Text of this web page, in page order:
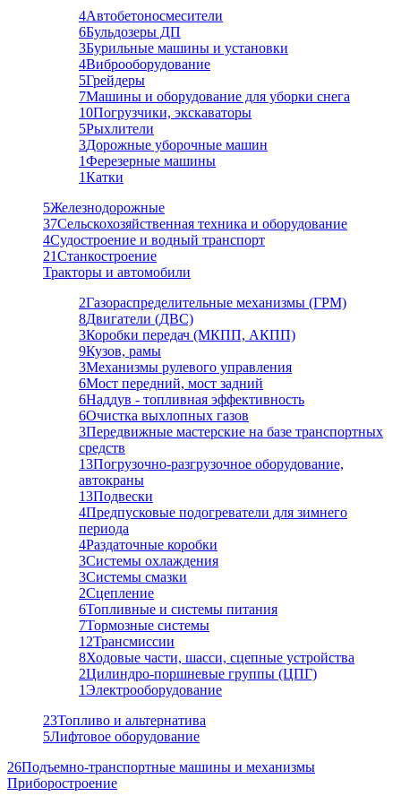
4Автобетоносмесители
6Бульдозеры ДП
3Бурильные машины и установки
4Виброоборудование
5Грейдеры
7Машины и оборудование для уборки снега
10Погрузчики, экскаваторы
5Рыхлители
3Дорожные уборочные машин
1Ферезерные машины
1Катки
5Железнодорожные
37Сельскохозяйственная техника и оборудование
4Судостроение и водный транспорт
21Станкостроение
Тракторы и автомобили
2Газораспределительные механизмы (ГРМ)
8Двигатели (ДВС)
3Коробки передач (МКПП, АКПП)
9Кузов, рамы
3Механизмы рулевого управления
6Мост передний, мост задний
6Наддув - топливная эффективность
6Очистка выхлопных газов
3Передвижные мастерские на базе транспортных
средств
13Погрузочно-разгрузочное оборудование,
автокраны
13Подвески
4Предпусковые подогреватели для зимнего
периода
4Раздаточные коробки
3Системы охлаждения
3Системы смазки
2Сцепление
6Топливные и системы питания
7Тормозные системы
12Трансмиссии
8Ходовые части, шасси, сцепные устройства
2Цилиндро-поршневые группы (ЦПГ)
1Электрооборудование
23Топливо и альтернатива
5Лифтовое оборудование
26Подъемно-транспортные машины и механизмы
Приборостроение